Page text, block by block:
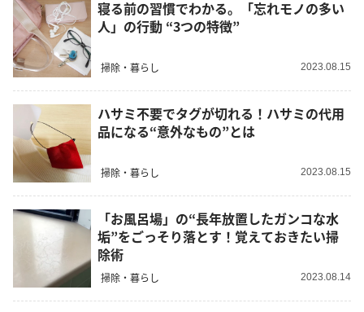
寝る前の習慣でわかる。「忘れモノの多い
人」の行動 “3つの特徴”
掃除・暮らし 2023.08.15
ハサミ不要でタグが切れる！ハサミの代用
品になる“意外なもの”とは
掃除・暮らし 2023.08.15
「お風呂場」の“長年放置したガンコな水
垢”をごっそり落とす！覚えておきたい掃
除術
掃除・暮らし 2023.08.14